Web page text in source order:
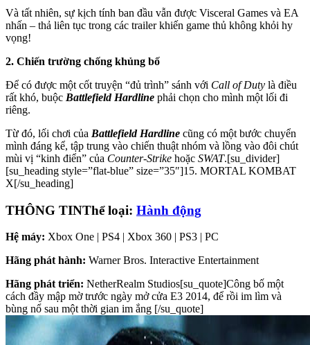
Và tất nhiên, sự kịch tính ban đầu vẫn được Visceral Games và EA
nhấn – thả liên tục trong các trailer khiến game thủ không khỏi hy
vọng!
2. Chiến trường chống khủng bố
Để có được một cốt truyện “đủ trình” sánh với Call of Duty là điều
rất khó, buộc Battlefield Hardline phải chọn cho mình một lối đi
riêng.
Từ đó, lối chơi của Battlefield Hardline cũng có một bước chuyển
mình đáng kể, tập trung vào chiến thuật nhóm và lồng vào đôi chút
mùi vị “kinh điển” của Counter-Strike hoặc SWAT.[su_divider]
[su_heading style=”flat-blue” size=”35″]15. MORTAL KOMBAT
X[/su_heading]
THÔNG TINThể loại: Hành động
Hệ máy: Xbox One | PS4 | Xbox 360 | PS3 | PC
Hãng phát hành: Warner Bros. Interactive Entertainment
Hãng phát triển: NetherRealm Studios[su_quote]Công bố một
cách đầy mập mờ trước ngày mở cửa E3 2014, để rồi im lìm và
bùng nổ sau một thời gian im ắng [/su_quote]